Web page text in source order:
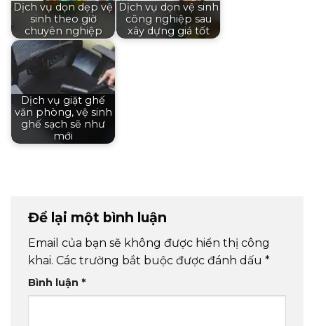
Dịch vụ dọn dẹp vệ
sinh theo giờ
chuyên nghiệp
Dịch vụ dọn vệ sinh
công nghiệp sau
xây dựng giá tốt
Dịch vụ giặt ghế
văn phòng, vệ sinh
ghế sạch sẽ như
mới
Để lại một bình luận
Email của bạn sẽ không được hiển thị công
khai. Các trường bắt buộc được đánh dấu *
Bình luận *